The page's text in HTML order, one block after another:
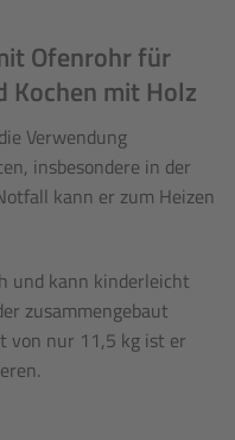
Ofenrohr für
Kochen mit Holz
Verwendung
insbesondere in der
kann er zum Heizen
und kann kinderleicht
zusammengebaut
von nur 11,5 kg ist er